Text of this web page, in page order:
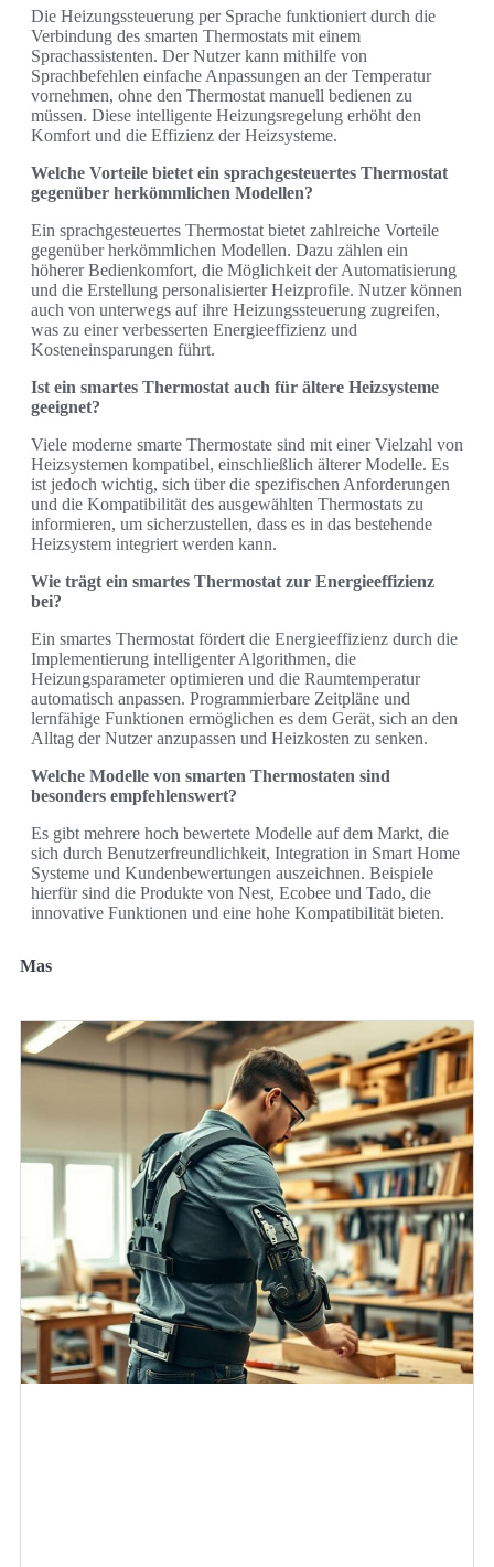
Die Heizungssteuerung per Sprache funktioniert durch die
Verbindung des smarten Thermostats mit einem
Sprachassistenten. Der Nutzer kann mithilfe von
Sprachbefehlen einfache Anpassungen an der Temperatur
vornehmen, ohne den Thermostat manuell bedienen zu
müssen. Diese intelligente Heizungsregelung erhöht den
Komfort und die Effizienz der Heizsysteme.
Welche Vorteile bietet ein sprachgesteuertes Thermostat
gegenüber herkömmlichen Modellen?
Ein sprachgesteuertes Thermostat bietet zahlreiche Vorteile
gegenüber herkömmlichen Modellen. Dazu zählen ein
höherer Bedienkomfort, die Möglichkeit der Automatisierung
und die Erstellung personalisierter Heizprofile. Nutzer können
auch von unterwegs auf ihre Heizungssteuerung zugreifen,
was zu einer verbesserten Energieeffizienz und
Kosteneinsparungen führt.
Ist ein smartes Thermostat auch für ältere Heizsysteme
geeignet?
Viele moderne smarte Thermostate sind mit einer Vielzahl von
Heizsystemen kompatibel, einschließlich älterer Modelle. Es
ist jedoch wichtig, sich über die spezifischen Anforderungen
und die Kompatibilität des ausgewählten Thermostats zu
informieren, um sicherzustellen, dass es in das bestehende
Heizsystem integriert werden kann.
Wie trägt ein smartes Thermostat zur Energieeffizienz
bei?
Ein smartes Thermostat fördert die Energieeffizienz durch die
Implementierung intelligenter Algorithmen, die
Heizungsparameter optimieren und die Raumtemperatur
automatisch anpassen. Programmierbare Zeitpläne und
lernfähige Funktionen ermöglichen es dem Gerät, sich an den
Alltag der Nutzer anzupassen und Heizkosten zu senken.
Welche Modelle von smarten Thermostaten sind
besonders empfehlenswert?
Es gibt mehrere hoch bewertete Modelle auf dem Markt, die
sich durch Benutzerfreundlichkeit, Integration in Smart Home
Systeme und Kundenbewertungen auszeichnen. Beispiele
hierfür sind die Produkte von Nest, Ecobee und Tado, die
innovative Funktionen und eine hohe Kompatibilität bieten.
Mas